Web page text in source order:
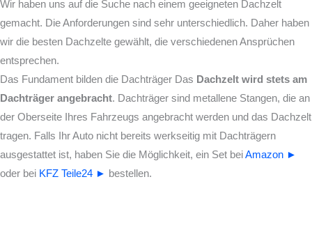
Wir haben uns auf die Suche nach einem geeigneten Dachzelt
gemacht. Die Anforderungen sind sehr unterschiedlich. Daher haben
wir die besten Dachzelte gewählt, die verschiedenen Ansprüchen
entsprechen.
Das Fundament bilden die Dachträger Das Dachzelt wird stets am
Dachträger angebracht. Dachträger sind metallene Stangen, die an
der Oberseite Ihres Fahrzeugs angebracht werden und das Dachzelt
tragen. Falls Ihr Auto nicht bereits werkseitig mit Dachträgern
ausgestattet ist, haben Sie die Möglichkeit, ein Set beiAmazon ►
oder bei KFZ Teile24 ► bestellen.